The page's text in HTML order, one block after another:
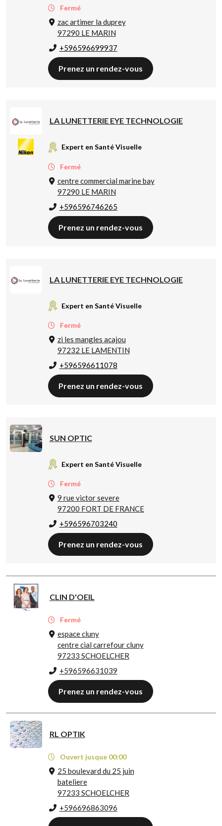
Fermé
zac artimer la duprey
97290 LE MARIN
+596596699937
Prenez un rendez-vous
LA LUNETTERIE EYE TECHNOLOGIE
Expert en Santé Visuelle
Fermé
centre commercial marine bay
97290 LE MARIN
+596596746265
Prenez un rendez-vous
LA LUNETTERIE EYE TECHNOLOGIE
Expert en Santé Visuelle
Fermé
zi les mangles acajou
97232 LE LAMENTIN
+596596611078
Prenez un rendez-vous
SUN OPTIC
Expert en Santé Visuelle
Fermé
9 rue victor severe
97200 FORT DE FRANCE
+596596703240
Prenez un rendez-vous
CLIN D'OEIL
Fermé
espace cluny
centre cial carrefour cluny
97233 SCHOELCHER
+596596631039
Prenez un rendez-vous
RL OPTIK
Ouvert jusque 00:00
25 boulevard du 25 juin
bateliere
97233 SCHOELCHER
+596696863096